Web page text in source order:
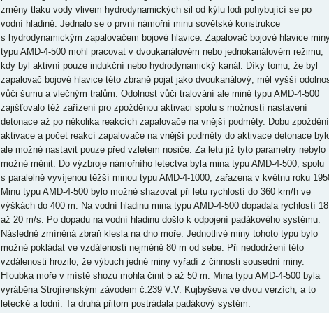
změny tlaku vody vlivem hydrodynamických sil od kýlu lodi pohybující se po
vodní hladině. Jednalo se o první námořní minu sovětské konstrukce
s hydrodynamickým zapalovačem bojové hlavice. Zapalovač bojové hlavice
typu AMD-4-500 mohl pracovat v dvoukanálovém nebo jednokanálovém režimu,
kdy byl aktivní pouze indukční nebo hydrodynamický kanál. Díky tomu, že byl
zapalovač bojové hlavice této zbraně pojat jako dvoukanálový, měl vyšší
vůči šumu a vlečným tralům. Odolnost vůči tralování ale mině typu AMD-4-500
zajišťovalo též zařízení pro zpožděnou aktivaci spolu s možností nastavení
detonace až po několika reakcích zapalovače na vnější podměty. Dobu zpoždění
aktivace a počet reakcí zapalovače na vnější podměty do aktivace detonace
ale možné nastavit pouze před vzletem nosiče. Za letu již tyto parametry nebylo
možné měnit. Do výzbroje námořního letectva byla mina typu AMD-4-500, spolu
s paralelně vyvíjenou těžší minou typu AMD-4-1000, zařazena v květnu roku
Minu typu AMD-4-500 bylo možné shazovat při letu rychlostí do 360 km/h ve
výškách do 400 m. Na vodní hladinu mina typu AMD-4-500 dopadala rychlostí 18
až 20 m/s. Po dopadu na vodní hladinu došlo k odpojení padákového systému.
Následně zmíněná zbraň klesla na dno moře. Jednotlivé miny tohoto typu bylo
možné pokládat ve vzdálenosti nejméně 80 m od sebe. Při nedodržení této
vzdálenosti hrozilo, že výbuch jedné miny vyřadí z činnosti sousední miny.
Hloubka moře v místě shozu mohla činit 5 až 50 m. Mina typu AMD-4-500 byla
vyráběna Strojírenským závodem č.239 V.V. Kujbyševa ve dvou verzích, a to
letecké a lodní. Ta druhá přitom postrádala padákový systém.